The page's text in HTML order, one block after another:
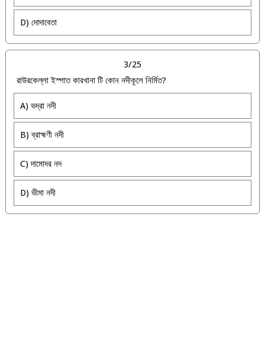
D) দোদাবেতা
3/25
রাউরকেল্লা ইস্পাত কারখানা টি কোন নদীকূলে নির্মিত?
A) ভদ্রা নদী
B) ব্রাহ্মণী নদী
C) দামোদর নদ
D) ভীমা নদী